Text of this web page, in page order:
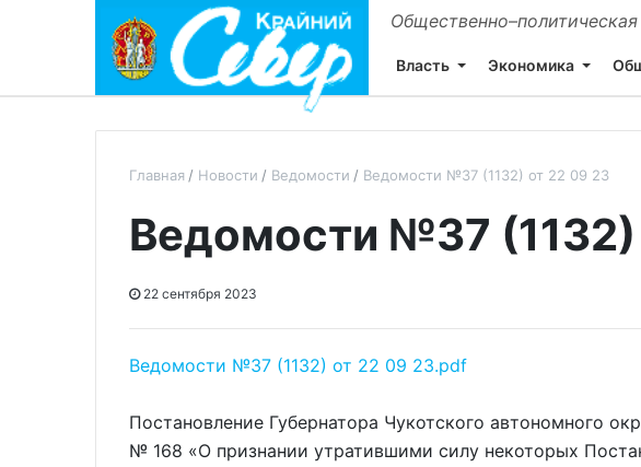
Власть Экономика
Главная Новости Ведомости Ведомости №37 (1132) от 22 09 23
Ведомости №37 (1132)
22 сентября 2023
Ведомости №37 (1132) от 22 09 23.pdf
Постановление Губернатора Чукотского автономного
№ 168 «О признании утратившими силу некоторых